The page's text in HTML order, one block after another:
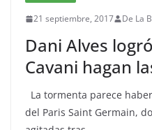
21 septiembre, 2017 De La
Dani Alves
Cavani hagan
La tormenta parece
del Paris Saint Germain,